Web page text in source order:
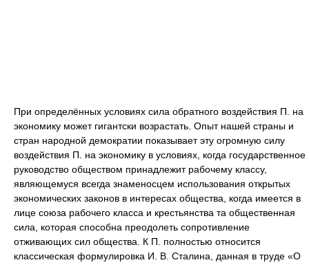
При определённых условиях сила обратного воздействия П. на
экономику может гигантски возрастать. Опыт нашей страны и
стран народной демократии показывает эту огромную силу
воздействия П. на экономику в условиях, когда государственное
руководство обществом принадлежит рабочему классу,
являющемуся всегда знаменосцем использования открытых
экономических законов в интересах общества, когда имеется в
лице союза рабочего класса и крестьянства та общественная
сила, которая способна преодолеть сопротивление
отживающих сил общества. К П. полностью относится
классическая формулировка И. В. Сталина, данная в труде «О